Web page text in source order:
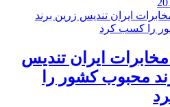
ایران تندیس
محبوب کشور را